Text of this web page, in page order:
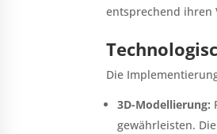
entsprechend ihren
Die
3D-Modellierung:
gewährleisten.